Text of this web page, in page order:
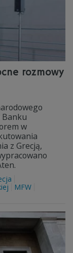
rozmowy
Banku
w
z Grecją,
MFW